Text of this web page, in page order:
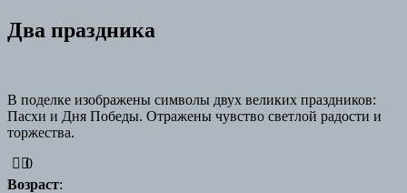
Close
Menu
Два праздника
В поделке изображены символы двух великих праздников:
Пасхи и Дня Победы. Отражены чувство светлой радости и
торжества.
0
Возраст: